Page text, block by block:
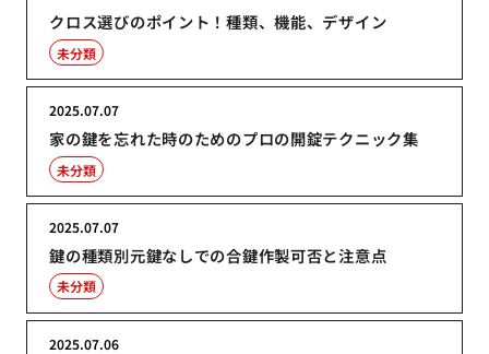
クロス選びのポイント！種類、機能、デザイン
未分類
家の鍵を忘れた時のためのプロの開錠テクニック集
2025.07.07
未分類
鍵の種類別元鍵なしでの合鍵作製可否と注意点
2025.07.07
未分類
2025.07.06